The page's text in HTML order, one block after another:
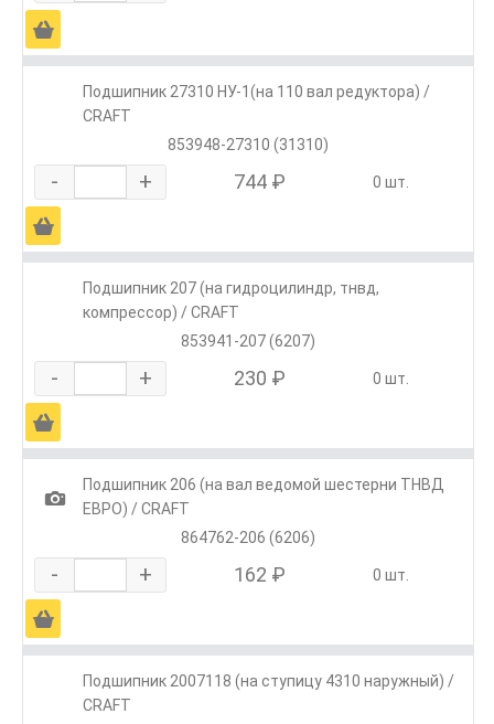
Ä
Подшипник 27310 НУ-1(на 110 вал редуктора) /
CRAFT
853948-27310 (31310)
- + 744 ₽ 0 шт.
Ä
Подшипник 207 (на гидроцилиндр, тнвд,
компрессор) / CRAFT
853941-207 (6207)
- + 230 ₽ 0 шт.
Ä
1
Подшипник 206 (на вал ведомой шестерни ТНВД
ЕВРО) / CRAFT
864762-206 (6206)
- + 162 ₽ 0 шт.
Ä
Подшипник 2007118 (на ступицу 4310 наружный) /
CRAFT